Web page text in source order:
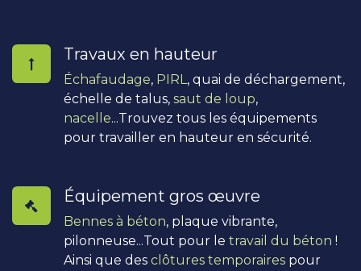
Travaux en hauteur
Échafaudage, PIRL, quai de déchargement,
échelle de talus, saut de loup,
nacelle...Trouvez tous les équipements
pour travailler en hauteur en sécurité.
Équipement gros œuvre
Bennes à béton, plaque vibrante,
pilonneuse...Tout pour le travail du béton !
Ainsi que des clôtures temporaires pour